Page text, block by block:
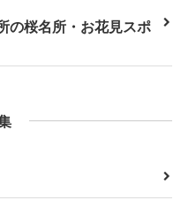
の桜名所・お花見スポ